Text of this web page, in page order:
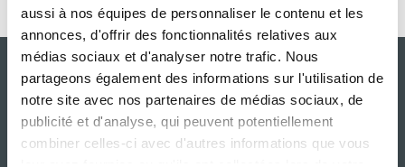
aussi à nos équipes de personnaliser le contenu et les
annonces, d'offrir des fonctionnalités relatives aux
médias sociaux et d'analyser notre trafic. Nous
partageons également des informations sur l'utilisation de
notre site avec nos partenaires de médias sociaux, de
publicité et d'analyse, qui peuvent potentiellement
combiner celles-ci avec d'autres informations que vous